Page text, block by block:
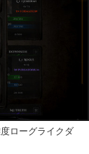
ローグライクダ